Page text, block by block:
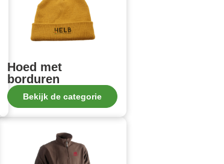
Hoed met
borduren
Bekijk de categorie